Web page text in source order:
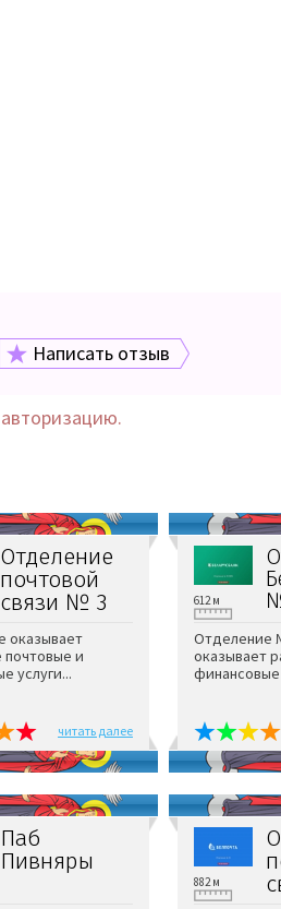
Написать отзыв
Отделение
почтовой
связи № 3
оказывает
почтовые и
услуги...
читать далее
612 м
Отделение
оказывает
финансовые
Паб
Пивняры
882 м